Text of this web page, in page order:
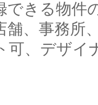
きる物件
舗、事務所
可、デザイ